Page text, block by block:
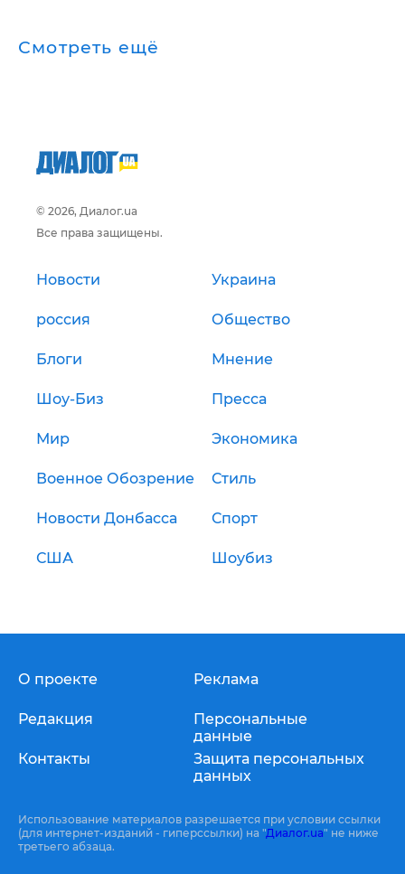
Смотреть ещё
© 2026, Диалог.ua
Все права защищены.
Новости Украина
россия Общество
Блоги Мнение
Шоу-Биз Пресса
Мир Экономика
Военное Обозрение Стиль
Новости Донбасса Спорт
США Шоубиз
О проекте
Редакция
Контакты
Реклама
Персональные
данные
Защита персональных
данных
Использование материалов разрешается при условии ссылки
(для интернет-изданий - гиперссылки) на "Диалог.ua" не ниже
третьего абзаца.